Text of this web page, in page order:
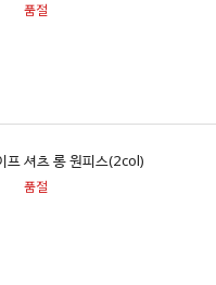
품절
프 셔츠 롱 원피스(2col)
품절